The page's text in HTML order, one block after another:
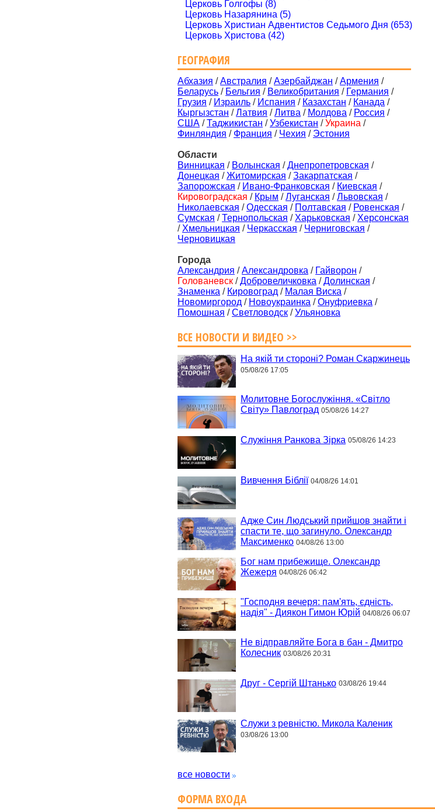
Церковь Голгофы (8)
Церковь Назарянина (5)
Церковь Христиан Адвентистов Седьмого Дня (653)
Церковь Христова (42)
ГЕОГРАФИЯ
Абхазия /Австралия /Азербайджан /Армения /
Беларусь / Бельгия / Великобритания / Германия /
Грузия / Израиль / Испания / Казахстан / Канада /
Кыргызстан /Латвия /Литва / Молдова / Россия /
США /Таджикистан /Узбекистан /Украина /
Финляндия / Франция / Чехия / Эстония
Области
Винницкая / Волынская /Днепропетровская /
Донецкая /Житомирская /Закарпатская /
Запорожская / Ивано-Франковская / Киевская /
Кировоградская / Крым /Луганская /Львовская /
Николаевская /Одесская / Полтавская / Ровенская /
Сумская /Тернопольская / Харьковская / Херсонская
/ Хмельницкая / Черкасская / Черниговская /
Черновицкая
Города
Александрия /Александровка / Гайворон /
Голованевск /Добровеличковка /Долинская /
Знаменка / Кировоград / Малая Виска /
Новомиргород / Новоукраинка /Онуфриевка /
Помошная /Светловодск /Ульяновка
ВСЕ НОВОСТИ И ВИДЕО >>
На якій ти стороні? Роман Скаржинець
05/08/26 17:05
Молитовне Богослужіння. «Світло
Світу» Павлоград 05/08/26 14:27
Служіння Ранкова Зірка 05/08/26 14:23
Вивчення Біблії 04/08/26 14:01
Адже Син Людський прийшов знайти і
спасти те, що загинуло. Олександр
Максименко 04/08/26 13:00
Бог нам прибежище. Олександр
Жежеря 04/08/26 06:42
"Господня вечеря: пам'ять, єдність,
надія" - Диякон Гимон Юрій 04/08/26 06:07
Не відправляйте Бога в бан - Дмитро
Колесник 03/08/26 20:31
Друг - Сергій Штанько 03/08/26 19:44
Служи з ревністю. Микола Каленик
03/08/26 13:00
все новости
ФОРМА ВХОДА